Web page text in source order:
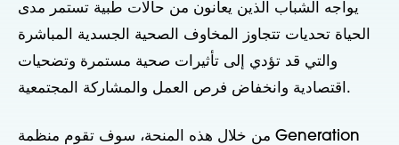
يواجه الشباب الذين يعانون من حالات طبية تستمر مدى
الحياة تحديات تتجاوز المخاوف الصحية الجسدية المباشرة
والتي قد تؤدي إلى تأثيرات صحية مستمرة وتضحيات
اقتصادية وانخفاض فرص العمل والمشاركة المجتمعية.
من خلال هذه المنحة، سوف تقوم منظمة Generation